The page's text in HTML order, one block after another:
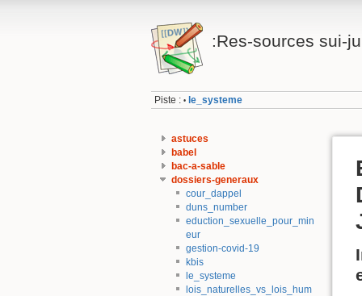
:Res-sources sui-
Piste : • le_systeme
astuces
babel
bac-a-sable
dossiers-generaux
cour_dappel
duns_number
eduction_sexuelle_pour_min
eur
gestion-covid-19
kbis
le_systeme
lois_naturelles_vs_lois_hum